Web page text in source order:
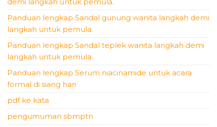
Panduan lengkap Sandal gunung wanita langkah demi
langkah untuk pemula.
Panduan lengkap Sandal teplek wanita langkah demi
langkah untuk pemula.
Panduan lengkap Serum niacinamide untuk acara
formal di siang hari
pdf ke kata
pengumuman sbmptn